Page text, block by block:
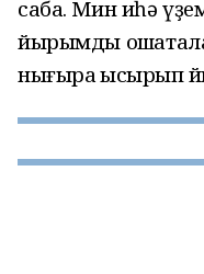
саба. Мин иһә
йырымды
нығыраҡ